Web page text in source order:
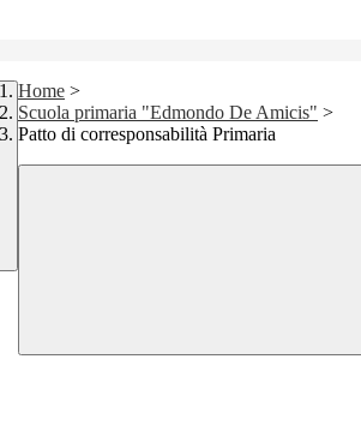
Home >
Scuola primaria "Edmondo De Amicis" >
Patto di corresponsabilità Primaria